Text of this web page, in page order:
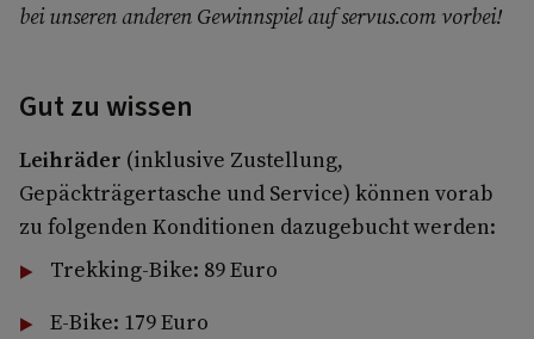
bei unseren anderen Gewinnspiel auf servus.com vorbei!
Gut zu wissen
Leihräder (inklusive Zustellung,
Gepäckträgertasche und Service) können vorab
zu folgenden Konditionen dazugebucht werden:
Trekking-Bike: 89 Euro
E-Bike: 179 Euro